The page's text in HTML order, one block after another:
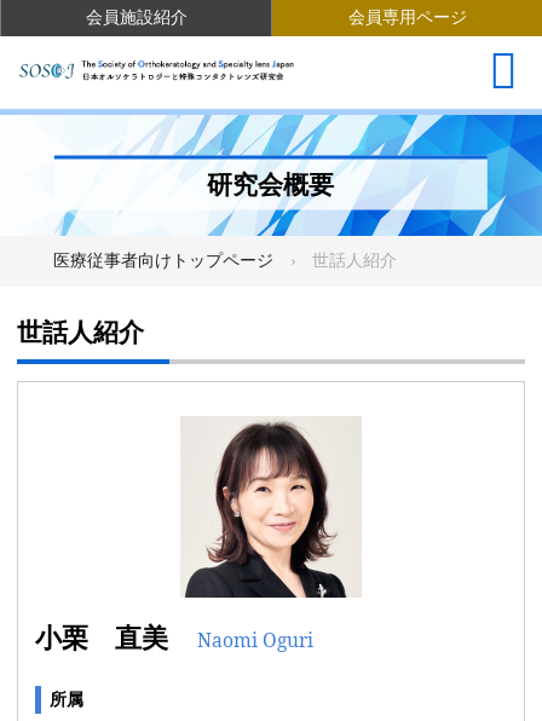
会員施設紹介 会員専用ページ
研究会概要
医療従事者向けトップページ 世話人紹介
世話人紹介
小栗 直美 Naomi Oguri
所属